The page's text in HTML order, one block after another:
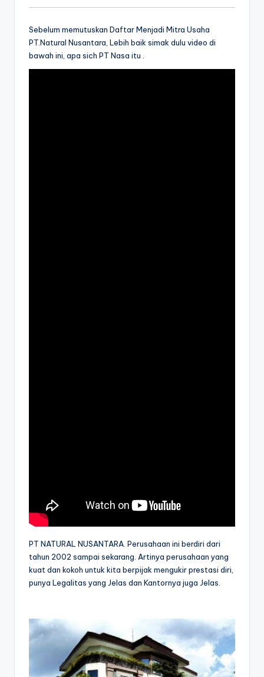
Sebelum memutuskan Daftar Menjadi Mitra Usaha
PT.Natural Nusantara, Lebih baik simak dulu video di
bawah ini, apa sich PT Nasa itu .
PT NATURAL NUSANTARA. Perusahaan ini berdiri dari
tahun 2002 sampai sekarang. Artinya perusahaan yang
kuat dan kokoh untuk kita berpijak mengukir prestasi diri,
punya Legalitas yang Jelas dan Kantornya juga Jelas.